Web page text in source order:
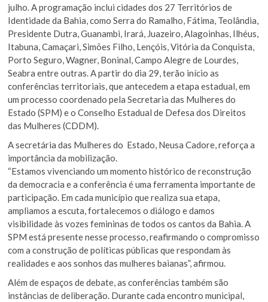
julho. A programação inclui cidades dos 27 Territórios de
Identidade da Bahia, como Serra do Ramalho, Fátima, Teolândia,
Presidente Dutra, Guanambi, Irará, Juazeiro, Alagoinhas, Ilhéus,
Itabuna, Camaçari, Simões Filho, Lençóis, Vitória da Conquista,
Porto Seguro, Wagner, Boninal, Campo Alegre de Lourdes,
Seabra entre outras. A partir do dia 29, terão início as
conferências territoriais, que antecedem a etapa estadual, em
um processo coordenado pela Secretaria das Mulheres do
Estado (SPM) e o Conselho Estadual de Defesa dos Direitos
das Mulheres (CDDM).
A secretária das Mulheres do Estado, Neusa Cadore, reforça a
importância da mobilização.
“Estamos vivenciando um momento histórico de reconstrução
da democracia e a conferência é uma ferramenta importante de
participação. Em cada município que realiza sua etapa,
ampliamos a escuta, fortalecemos o diálogo e damos
visibilidade às vozes femininas de todos os cantos da Bahia. A
SPM está presente nesse processo, reafirmando o compromisso
com a construção de políticas públicas que respondam às
realidades e aos sonhos das mulheres baianas”, afirmou.
Além de espaços de debate, as conferências também são
instâncias de deliberação. Durante cada encontro municipal,